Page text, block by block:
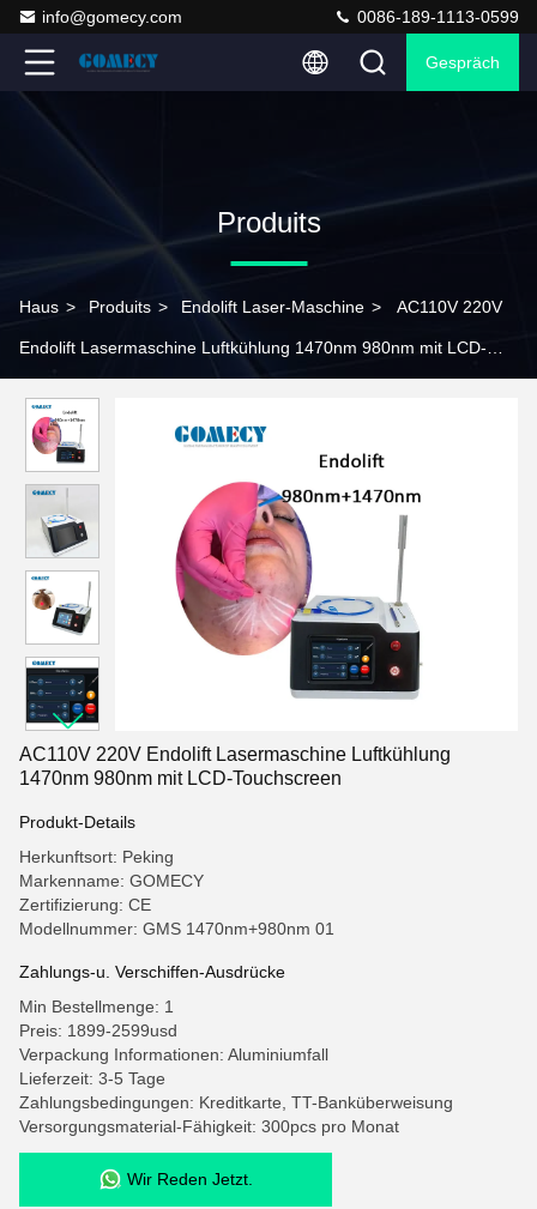
info@gomecy.com 0086-189-1113-0599
Gespräch
Produits
Haus > Produits > Endolift Laser-Maschine > AC110V 220V
Endolift Lasermaschine Luftkühlung 1470nm 980nm mit LCD-
AC110V 220V Endolift Lasermaschine Luftkühlung
1470nm 980nm mit LCD-Touchscreen
Produkt-Details
Herkunftsort: Peking
Markenname: GOMECY
Zertifizierung: CE
Modellnummer: GMS 1470nm+980nm 01
Zahlungs-u. Verschiffen-Ausdrücke
Min Bestellmenge: 1
Preis: 1899-2599usd
Verpackung Informationen: Aluminiumfall
Lieferzeit: 3-5 Tage
Zahlungsbedingungen: Kreditkarte, TT-Banküberweisung
Versorgungsmaterial-Fähigkeit: 300pcs pro Monat
Wir Reden Jetzt.